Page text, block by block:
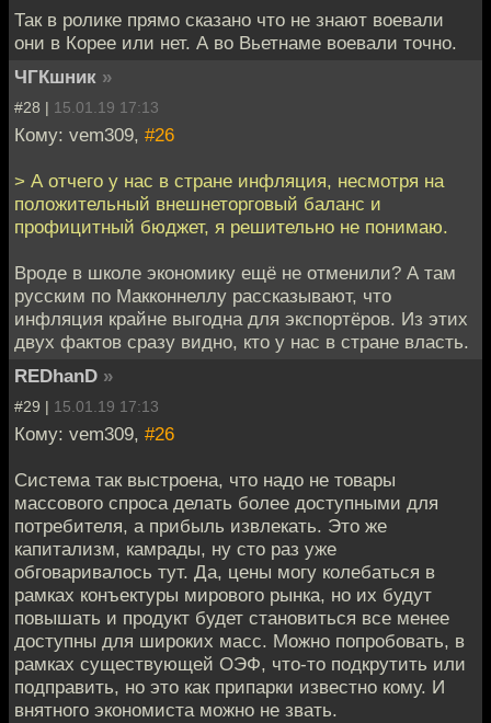
Так в ролике прямо сказано что не знают воевали
они в Корее или нет. А во Вьетнаме воевали точно.
ЧГКшник »
#28 | 15.01.19 17:13
Кому: vem309, #26
> А отчего у нас в стране инфляция, несмотря на
положительный внешнеторговый баланс и
профицитный бюджет, я решительно не понимаю.
Вроде в школе экономику ещё не отменили? А там
русским по Макконнеллу рассказывают, что
инфляция крайне выгодна для экспортёров. Из этих
двух фактов сразу видно, кто у нас в стране власть.
REDhanD »
#29 | 15.01.19 17:13
Кому: vem309, #26
Система так выстроена, что надо не товары
массового спроса делать более доступными для
потребителя, а прибыль извлекать. Это же
капитализм, камрады, ну сто раз уже
обговаривалось тут. Да, цены могу колебаться в
рамках конъектуры мирового рынка, но их будут
повышать и продукт будет становиться все менее
доступны для широких масс. Можно попробовать, в
рамках существующей ОЭФ, что-то подкрутить или
подправить, но это как припарки известно кому. И
внятного экономиста можно не звать.